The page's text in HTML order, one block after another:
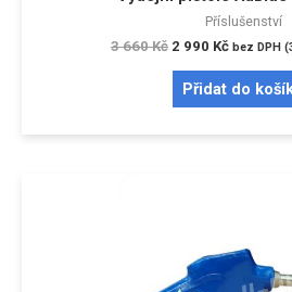
Příslušenství
3 660Kč 2 990 Kč bez DPH (
Přidat do